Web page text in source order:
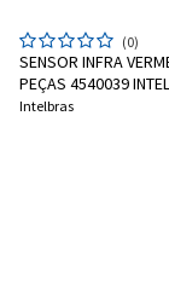
Retire
(0)
SENSOR INFRA
PEÇAS 4540039
Intelbras